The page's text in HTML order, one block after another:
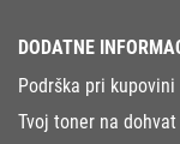
DODATNE
Podrška pri kupovini
Tvoj toner na